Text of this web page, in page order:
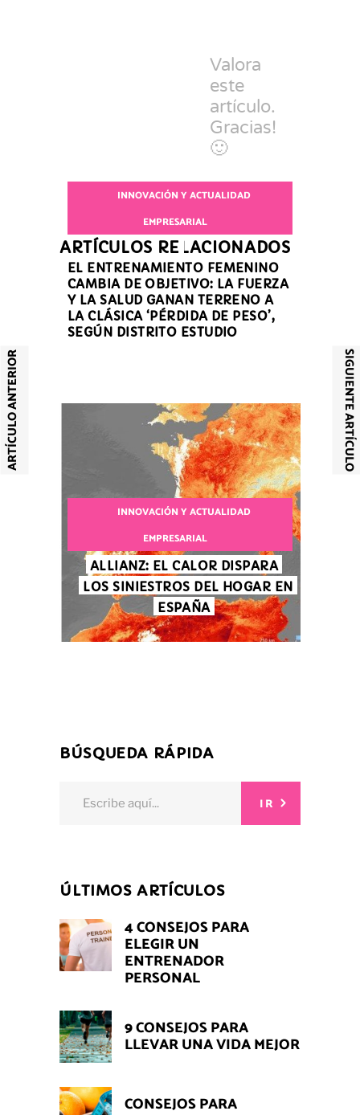
Valora
este
artículo.
Gracias!
🙂
ARTÍCULO ANTERIOR SIGUIENTE ARTÍCULO
ARTÍCULOS RELACIONADOS
INNOVACIÓN Y ACTUALIDAD
EMPRESARIAL
EL ENTRENAMIENTO FEMENINO
CAMBIA DE OBJETIVO: LA FUERZA
Y LA SALUD GANAN TERRENO A
LA CLÁSICA ‘PÉRDIDA DE PESO’,
SEGÚN DISTRITO ESTUDIO
INNOVACIÓN Y ACTUALIDAD
EMPRESARIAL
ALLIANZ: EL CALOR DISPARA
LOS SINIESTROS DEL HOGAR EN
ESPAÑA
BÚSQUEDA RÁPIDA
IR
ÚLTIMOS ARTÍCULOS
4 CONSEJOS PARA
ELEGIR UN
ENTRENADOR
PERSONAL
9 CONSEJOS PARA
LLEVAR UNA VIDA MEJOR
CONSEJOS PARA